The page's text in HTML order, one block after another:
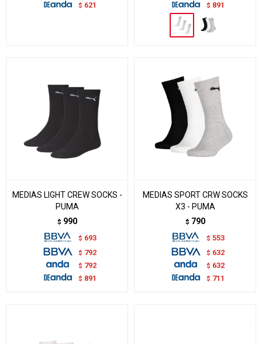
$ 621 $ 891
MEDIAS LIGHT CREW SOCKS -
PUMA
$ 990
$ 693
$ 792
$ 792
$ 891
MEDIAS SPORT CRW SOCKS
X3 - PUMA
$ 790
$ 553
$ 632
$ 632
$ 711